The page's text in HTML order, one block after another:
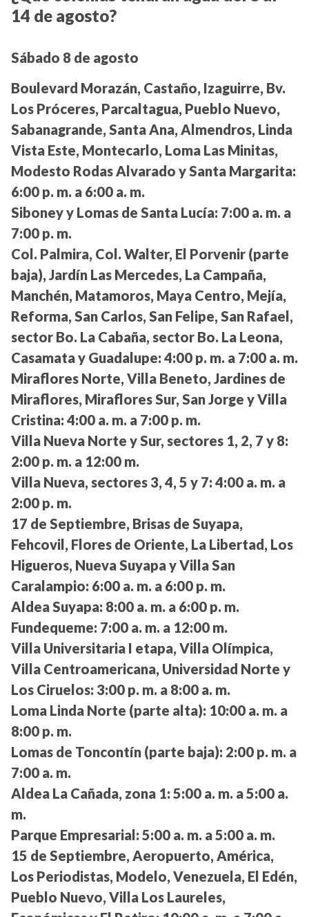
14 de agosto?
Sábado 8 de agosto
Boulevard Morazán, Castaño, Izaguirre, Bv.
Los Próceres, Parcaltagua, Pueblo Nuevo,
Sabanagrande, Santa Ana, Almendros, Linda
Vista Este, Montecarlo, Loma Las Minitas,
Modesto Rodas Alvarado y Santa Margarita:
6:00 p. m. a 6:00 a. m.
Siboney y Lomas de Santa Lucía: 7:00 a. m. a
7:00 p. m.
Col. Palmira, Col. Walter, El Porvenir (parte
baja), Jardín Las Mercedes, La Campaña,
Manchén, Matamoros, Maya Centro, Mejía,
Reforma, San Carlos, San Felipe, San Rafael,
sector Bo. La Cabaña, sector Bo. La Leona,
Casamata y Guadalupe: 4:00 p. m. a 7:00 a. m.
Miraflores Norte, Villa Beneto, Jardines de
Miraflores, Miraflores Sur, San Jorge y Villa
Cristina: 4:00 a. m. a 7:00 p. m.
Villa Nueva Norte y Sur, sectores 1, 2, 7 y 8:
2:00 p. m. a 12:00 m.
Villa Nueva, sectores 3, 4, 5 y 7: 4:00 a. m. a
2:00 p. m.
17 de Septiembre, Brisas de Suyapa,
Fehcovil, Flores de Oriente, La Libertad, Los
Higueros, Nueva Suyapa y Villa San
Caralampio: 6:00 a. m. a 6:00 p. m.
Aldea Suyapa: 8:00 a. m. a 6:00 p. m.
Fundequeme: 7:00 a. m. a 12:00 m.
Villa Universitaria I etapa, Villa Olímpica,
Villa Centroamericana, Universidad Norte y
Los Ciruelos: 3:00 p. m. a 8:00 a. m.
Loma Linda Norte (parte alta): 10:00 a. m. a
8:00 p. m.
Lomas de Toncontín (parte baja): 2:00 p. m. a
7:00 a. m.
Aldea La Cañada, zona 1: 5:00 a. m. a 5:00 a.
m.
Parque Empresarial: 5:00 a. m. a 5:00 a. m.
15 de Septiembre, Aeropuerto, América,
Los Periodistas, Modelo, Venezuela, El Edén,
Pueblo Nuevo, Villa Los Laureles,